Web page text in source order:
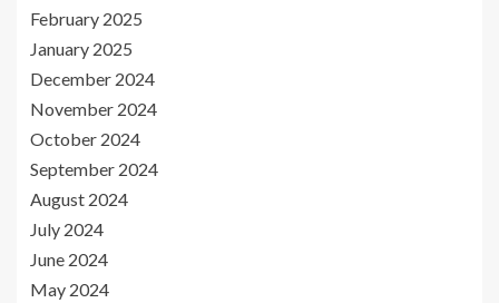
February 2025
January 2025
December 2024
November 2024
October 2024
September 2024
August 2024
July 2024
June 2024
May 2024